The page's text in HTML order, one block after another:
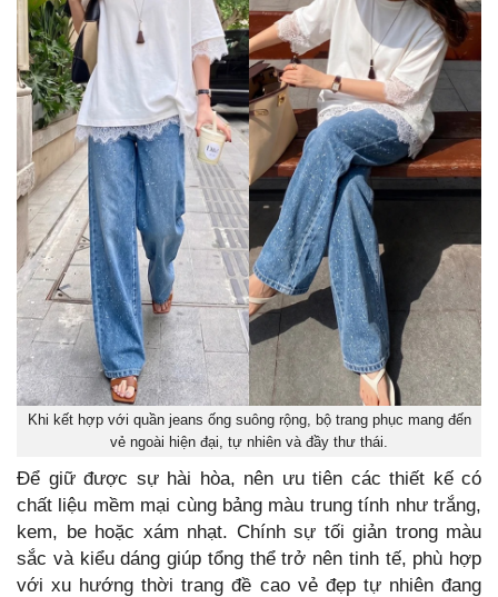
Khi kết hợp với quần jeans ống suông rộng, bộ trang phục mang đến
vẻ ngoài hiện đại, tự nhiên và đầy thư thái.
Để giữ được sự hài hòa, nên ưu tiên các thiết kế có
chất liệu mềm mại cùng bảng màu trung tính như trắng,
kem, be hoặc xám nhạt. Chính sự tối giản trong màu
sắc và kiểu dáng giúp tổng thể trở nên tinh tế, phù hợp
với xu hướng thời trang đề cao vẻ đẹp tự nhiên đang